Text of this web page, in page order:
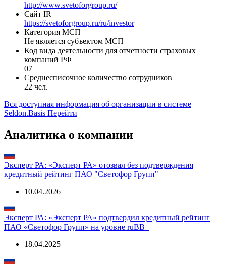
http://www.svetoforgroup.ru/
Сайт IR
https://svetoforgroup.ru/ru/investor
Категория МСП
Не является субъектом МСП
Код вида деятельности для отчетности страховых
компаний РФ
07
Среднесписочное количество сотрудников
22 чел.
Вся доступная информация об организации в системе
Seldon.Basis Перейти
Аналитика о компании
Эксперт РА: «Эксперт РА» отозвал без подтверждения
кредитный рейтинг ПАО "Светофор Групп"
10.04.2026
Эксперт РА: «Эксперт РА» подтвердил кредитный рейтинг
ПАО «Светофор Групп» на уровне ruBB+
18.04.2025